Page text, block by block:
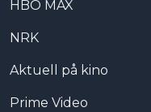
HBO MAX
NRK
Aktuell på kino
Prime Video